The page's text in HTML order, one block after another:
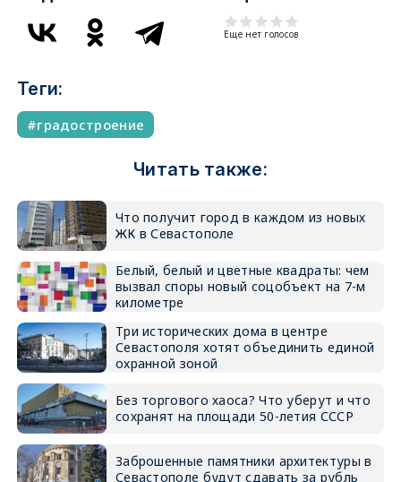
Еще нет голосов
Теги:
градостроение
Читать также:
Что получит город в каждом из новых
ЖК в Севастополе
Белый, белый и цветные квадраты: чем
вызвал споры новый соцобъект на 7-м
километре
Три исторических дома в центре
Севастополя хотят объединить единой
охранной зоной
Без торгового хаоса? Что уберут и что
сохранят на площади 50-летия СССР
Заброшенные памятники архитектуры в
Севастополе будут сдавать за рубль